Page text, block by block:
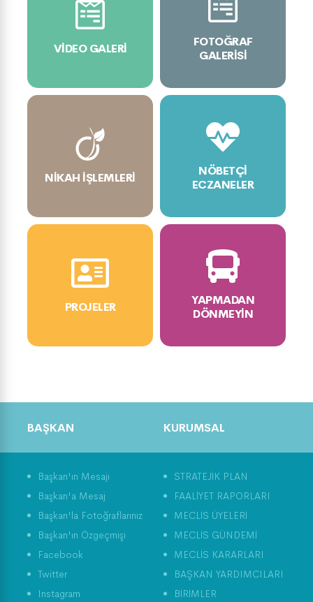
VIDEO GALERI
FOTOĞRAF
GALERISI
NIKAH İŞLEMLERI
NÖBETÇI
ECZANELER
PROJELER
YAPMADAN
DÖNMEYIN
BAŞKAN
Başkan'ın Mesajı
Başkan'a Mesaj
Başkan'la Fotoğraflarınız
Başkan'ın Özgeçmişi
Facebook
Twitter
Instagram
KURUMSAL
STRATEJİK PLAN
FAALİYET RAPORLARI
MECLİS ÜYELERİ
MECLİS GÜNDEMİ
MECLİS KARARLARI
BAŞKAN YARDIMCILARI
BİRİMLER